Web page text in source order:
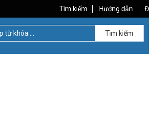
Tìm kiếm Hướng dẫn
Tìm kiếm